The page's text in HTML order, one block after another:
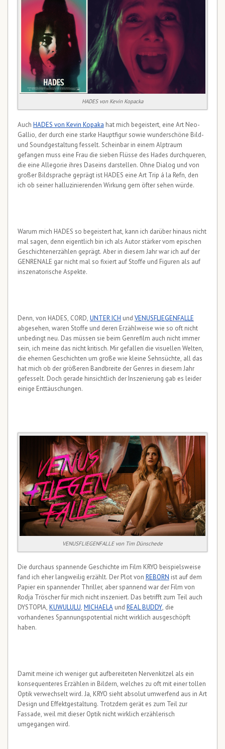
HADES von Kevin Kopacka
Auch HADES von Kevin Kopaka hat mich begeistert, eine Art Neo-
Gallio, der durch eine starke Hauptfigur sowie wunderschöne Bild-
und Soundgestaltung fesselt. Scheinbar in einem Alptraum
gefangen muss eine Frau die sieben Flüsse des Hades durchqueren,
die eine Allegorie ihres Daseins darstellen. Ohne Dialog und von
großer Bildsprache geprägt ist HADES eine Art Trip á la Refn, den
ich ob seiner halluzinierenden Wirkung gern öfter sehen würde.
Warum mich HADES so begeistert hat, kann ich darüber hinaus nicht
mal sagen, denn eigentlich bin ich als Autor stärker vom epischen
Geschichtenerzählen geprägt. Aber in diesem Jahr war ich auf der
GENRENALE gar nicht mal so fixiert auf Stoffe und Figuren als auf
inszenatorische Aspekte.
Denn, von HADES, CORD, UNTER ICH und VENUSFLIEGENFALLE
abgesehen, waren Stoffe und deren Erzählweise wie so oft nicht
unbedingt neu. Das müssen sie beim Genrefilm auch nicht immer
sein, ich meine das nicht kritisch. Mir gefallen die visuellen Welten,
die ehernen Geschichten um große wie kleine Sehnsüchte, all das
hat mich ob der größeren Bandbreite der Genres in diesem Jahr
gefesselt. Doch gerade hinsichtlich der Inszenierung gab es leider
einige Enttäuschungen.
VENUSFLIEGENFALLE von Tim Dünschede
Die durchaus spannende Geschichte im Film KRYO beispielsweise
fand ich eher langweilig erzählt. Der Plot von REBORN ist auf dem
Papier ein spannender Thriller, aber spannend war der Film von
Rodja Tröscher für mich nicht inszeniert. Das betrifft zum Teil auch
DYSTOPIA, KUWULULU, MICHAELAund REAL BUDDY, die
vorhandenes Spannungspotential nicht wirklich ausgeschöpft
haben.
Damit meine ich weniger gut aufbereiteten Nervenkitzel als ein
konsequenteres Erzählen in Bildern, welches zu oft mit einer tollen
Optik verwechselt wird. Ja, KRYO sieht absolut umwerfend aus in Art
Design und Effektgestaltung. Trotzdem gerät es zum Teil zur
Fassade, weil mit dieser Optik nicht wirklich erzählerisch
umgegangen wird.